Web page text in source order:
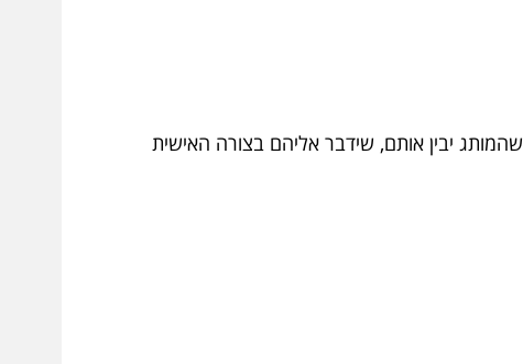
יבין אותם, שידבר אליהם בצורה האישית